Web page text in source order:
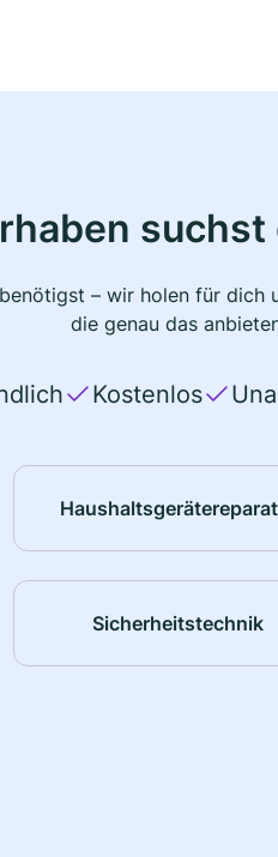
– wir holen für
die genau das
Kostenlos
Sicherheitstechnik